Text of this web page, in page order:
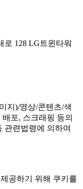
로 128 LG트윈타워
지)/영상/콘텐츠/색
포, 스크래핑 등의
관련법령에 의하여
공하기 위해 쿠키를